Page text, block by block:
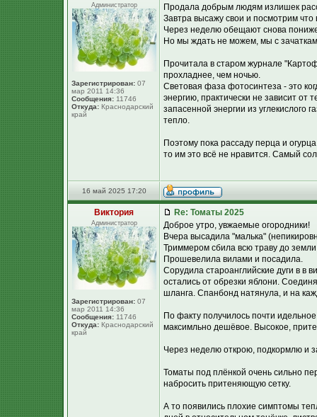
Администратор
Зарегистрирован: 07
мар 2011 14:36
Сообщения: 11746
Откуда: Краснодарский
край
Продала добрым людям излишек
Завтра высажу свои и посмотрим что
Через неделю обещают снова
Но мы ждать не можем, мы с
Прочитала в старом журнале
прохладнее, чем ночью.
Световая фаза фотосинтеза - это
энергию, практически не зависит
запасенной энергии из углекислого
тепло.
Поэтому пока рассаду перца и
то им это всё не нравится. Самый
16 май 2025 17:20
Виктория
Администратор
Зарегистрирован: 07
мар 2011 14:36
Сообщения: 11746
Откуда: Краснодарский
край
Re: Томаты 2025
Доброе утро, увжаемые огородники!
Вчера высадила "малька"
Триммером сбила всю траву до
Прошевелила вилами и посадила.
Сорудила староанглийские дуги в в
остались от обрезки яблони.
шланга. Спанбонд натянула, и на
По факту получилось почти
максимльно дешёвое. Высокое,
Через неделю открою, подкормлю и
Томаты под плёнкой очень сильно
набросить притеняющую сетку.
А то появились плохие симптомы